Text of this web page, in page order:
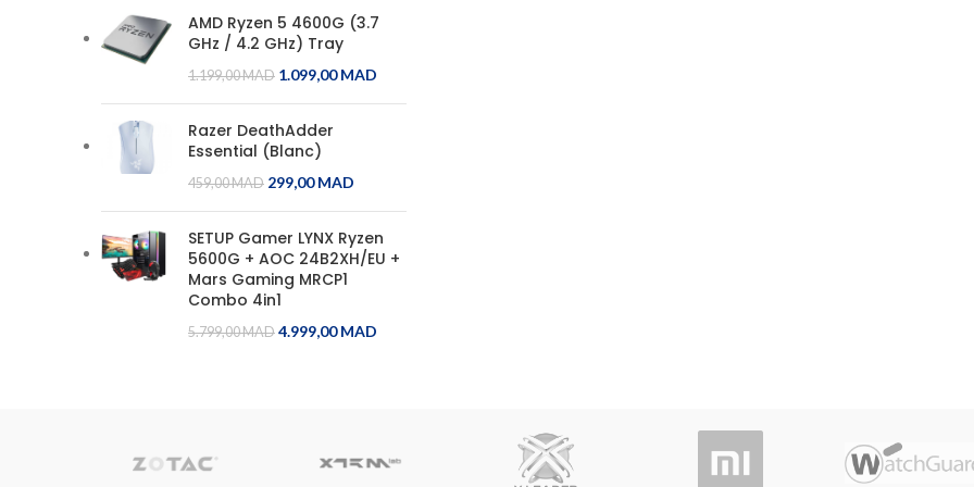
AMD Ryzen 5 4600G (3.7
GHz / 4.2 GHz) Tray
1.199,00MAD 1.099,00MAD
Razer DeathAdder
Essential (Blanc)
459,00MAD 299,00MAD
SETUP Gamer LYNX Ryzen
5600G + AOC 24B2XH/EU +
Mars Gaming MRCP1
Combo 4in1
5.799,00MAD 4.999,00MAD